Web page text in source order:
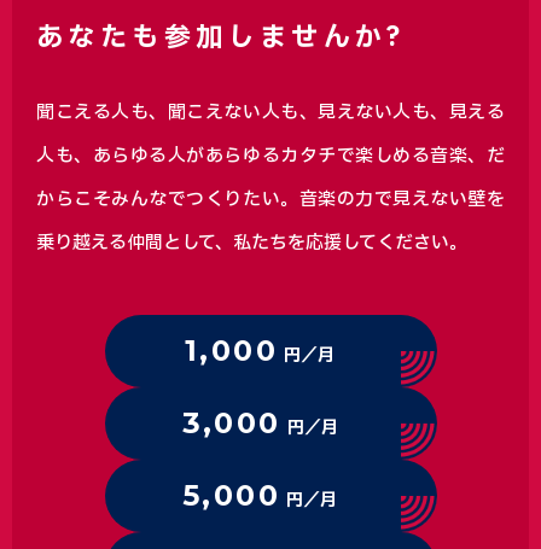
あなたも参加しませんか?
聞こえる人も、聞こえない人も、見えない人も、見える
人も、あらゆる人があらゆるカタチで楽しめる音楽、 だ
からこそみんなでつくりたい。音楽の力で見えない壁を
乗り越える仲間として、私たちを応援してください。
1,000 円／月
3,000 円／月
5,000 円／月